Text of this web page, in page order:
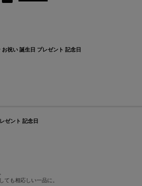
祝い 誕生日 プレゼント 記念日
ゼント 記念日
も相応しい一品に。